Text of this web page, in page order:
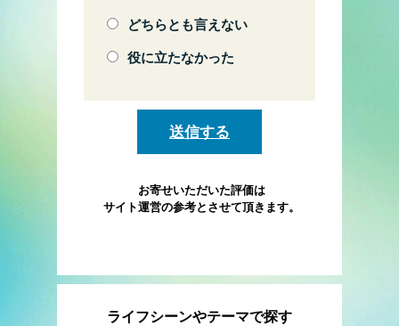
どちらとも言えない
役に立たなかった
お寄せいただいた評価は
サイト運営の参考とさせて頂きます。
ライフシーンやテーマで探す